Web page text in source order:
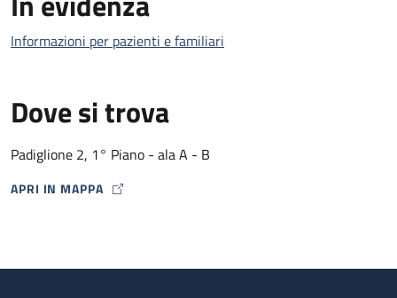
Informazioni per pazienti e familiari
Dove si trova
Padiglione 2, 1° Piano - ala A - B
APRI IN MAPPA
MAP ICON